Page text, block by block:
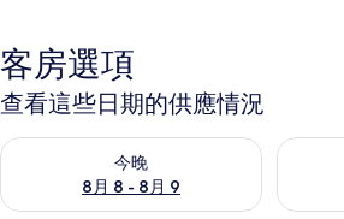
客房選項
查看這些日期的供應情況
今晚
8月 8 - 8月 9
查看今晚 (8月 8 - 8月 9) 的供應情況查看明